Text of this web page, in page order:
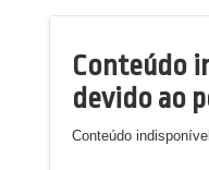
Conteúdo
devido ao
Conteúdo